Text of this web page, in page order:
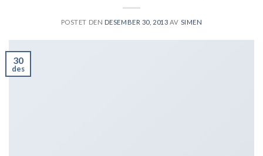
POSTET DEN DESEMBER 30, 2013 AV SIMEN
30
des